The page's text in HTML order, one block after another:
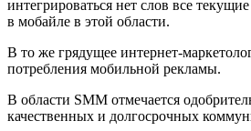
интегрироваться нет слов все
в мобайле в этой области.
В то же грядущее интернет-
потребления мобильной рекламы.
В области SMM отмечается
качественных и долгосрочных